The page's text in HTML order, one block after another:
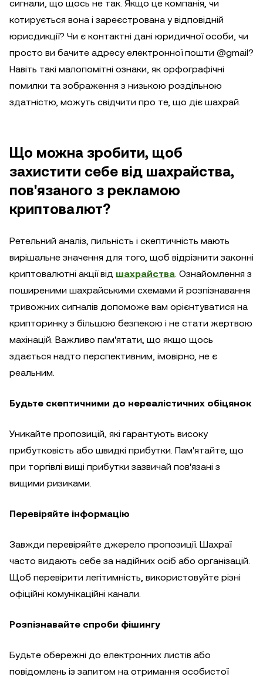
сигнали, що щось не так. Якщо це компанія, чи
котирується вона і зареєстрована у відповідній
юрисдикції? Чи є контактні дані юридичної особи, чи
просто ви бачите адресу електронної пошти @gmail?
Навіть такі малопомітні ознаки, як орфографічні
помилки та зображення з низькою роздільною
здатністю, можуть свідчити про те, що діє шахрай.
Що можна зробити, щоб
захистити себе від шахрайства,
пов'язаного з рекламою
криптовалют?
Ретельний аналіз, пильність і скептичність мають
вирішальне значення для того, щоб відрізнити законні
криптовалютні акції від шахрайства. Ознайомлення з
поширеними шахрайськими схемами й розпізнавання
тривожних сигналів допоможе вам орієнтуватися на
крипторинку з більшою безпекою і не стати жертвою
махінацій. Важливо пам'ятати, що якщо щось
здається надто перспективним, імовірно, не є
реальним.
Будьте скептичними до нереалістичних обіцянок
Уникайте пропозицій, які гарантують високу
прибутковість або швидкі прибутки. Пам'ятайте, що
при торгівлі вищі прибутки зазвичай пов'язані з
вищими ризиками.
Перевіряйте інформацію
Завжди перевіряйте джерело пропозиції. Шахраї
часто видають себе за надійних осіб або організацій.
Щоб перевірити легітимність, використовуйте різні
офіційні комунікаційні канали.
Розпізнавайте спроби фішингу
Будьте обережні до електронних листів або
повідомлень із запитом на отримання особистої